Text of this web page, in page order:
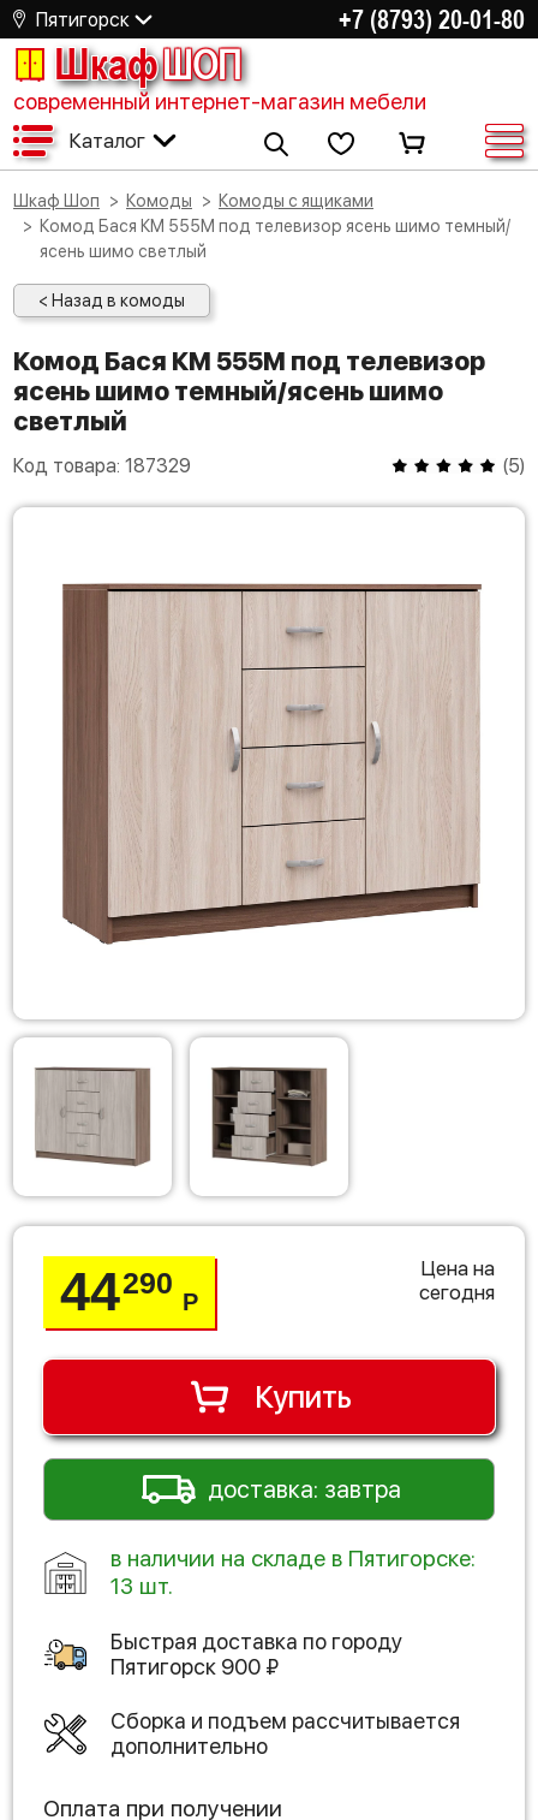
Пятигорск +7 (8793) 20-01-80
ШкафШОП
современный интернет-магазин мебели
Каталог
Шкаф Шоп Комоды
Комоды с ящиками
Комод Бася КМ 555М под телевизор ясень шимо темный/
ясень шимо светлый
< Назад в комоды
Комод Бася КМ 555М под телевизор
ясень шимо темный/ясень шимо
светлый
Код товара: 187329 (5)
44290
Р
Цена на
сегодня
Купить
доставка: завтра
в наличии на складе в Пятигорске:
13 шт.
Быстрая доставка по городу
Пятигорск 900 ₽
Сборка и подъем рассчитывается
дополнительно
Оплата при получении